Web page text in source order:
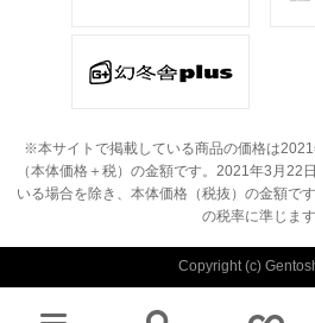
※本サイトで掲載している商品の価格は
（本体価格＋税）の金額です。 2021年3月22
いる場合を除き、本体価格（税抜）の金額です
の税率に準じます
Copyright (c)